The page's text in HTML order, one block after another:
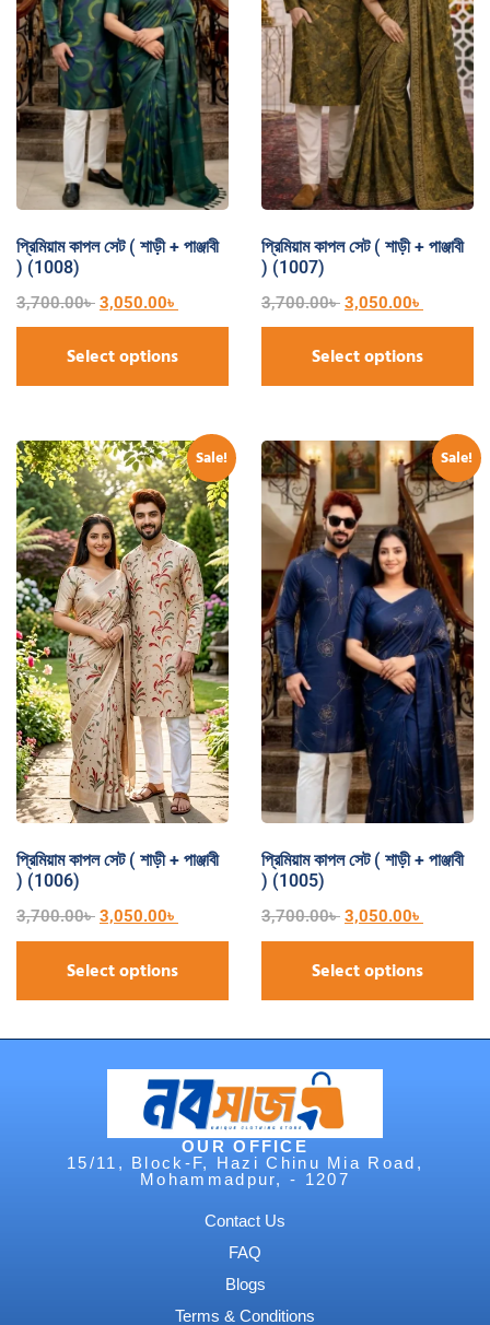
প্রিমিয়াম কাপল সেট ( শাড়ী + পাঞ্জাবী
) (1008)
3,700.00৳ 3,050.00৳
Select options
প্রিমিয়াম কাপল সেট ( শাড়ী + পাঞ্জাবী
) (1007)
3,700.00৳ 3,050.00৳
Select options
Sale!
প্রিমিয়াম কাপল সেট ( শাড়ী + পাঞ্জাবী
) (1006)
3,700.00৳ 3,050.00৳
Select options
Sale!
প্রিমিয়াম কাপল সেট ( শাড়ী + পাঞ্জাবী
) (1005)
3,700.00৳ 3,050.00৳
Select options
OUR OFFICE
15/11, Block-F, Hazi Chinu Mia Road,
Mohammadpur, - 1207
Contact Us
FAQ
Blogs
Terms & Conditions